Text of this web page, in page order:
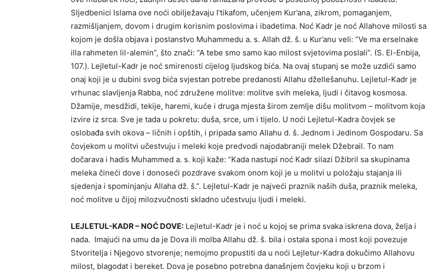
Sljedbenici Islama ove noći obilježavaju I’tikafom, učenjem Kur’ana, zikrom, pomaganjem,
razmišljanjem, dovom i drugim korisnim poslovima i ibadetima. Noć Kadr je noć Allahove milosti sa
kojom je došla objava i poslanstvo Muhammedu a. s. Allah dž. š. u Kur’anu veli: “Ve ma erselnake
illa rahmeten lil-alemin”, što znači: “A tebe smo samo kao milost svjetovima poslali”. (S. El-Enbija,
107.). Lejletul-Kadr je noć smirenosti cijelog ljudskog bića. Na ovaj stupanj se može uzdići samo
onaj koji je u dubini svog bića svjestan potrebe predanosti Allahu džellešanuhu. Lejletul-Kadr je
vrhunac slavljenja Rabba, noć združene molitve: molitve svih meleka, ljudi i čitavog kosmosa.
Džamije, mesdžidi, tekije, haremi, kuće i druga mjesta širom zemlje dišu molitvom – molitvom koja
izvire iz srca. Sve je tada u pokretu: duša, srce, um i tijelo. U noći Lejletul-Kadra čovjek se
oslobađa svih okova – ličnih i opštih, i pripada samo Allahu d. š. Jednom i Jedinom Gospodaru. Sa
čovjekom u molitvi učestvuju i meleki koje predvodi najodabraniji melek Džebrail. To nam
dočarava i hadis Muhammed a. s. koji kaže: “Kada nastupi noć Kadr silazi Džibril sa skupinama
meleka čineći dove i donoseći pozdrave svakom onom koji je u molitvi u položaju stajanja ili
sjedenja i spominjanju Allaha dž. š.”. Lejletul-Kadr je najveći praznik naših duša, praznik meleka,
noć molitve u čijoj milozvučnosti skladno učestvuju ljudi i meleki.
LEJLETUL-KADR – NOĆ DOVE: Lejletul-Kadr je i noć u kojoj se prima svaka iskrena dova, želja i
nada. Imajući na umu da je Dova ili molba Allahu dž. š. bila i ostala spona i most koji povezuje
Stvoritelja i Njegovo stvorenje; nemojmo propustiti da u noći Lejletur-Kadra dokučimo Allahovu
milost, blagodat i bereket. Dova je posebno potrebna današnjem čovjeku koji u brzom i